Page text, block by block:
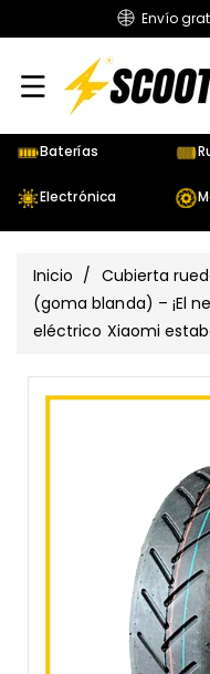
Envío
Baterías
Electrónica
Inicio / Cubierta
(goma blanda) – ¡El
eléctrico Xiaomi
A La